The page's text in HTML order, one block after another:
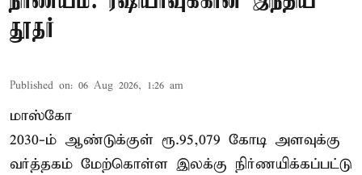
தூதர்
Published on: 06 Aug 2026, 1:26 am
மாஸ்கோ
2030-ம் ஆண்டுக்குள் ரூ.95,079 கோடி அளவுக்கு
வர்த்தகம் மேற்கொள்ள இலக்கு நிர்ணயிக்கப்பட்டு